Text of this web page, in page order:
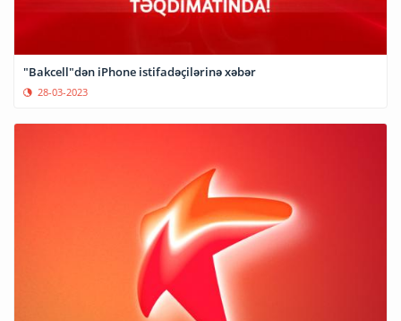
"Bakcell"dən iPhone istifadəçilərinə xəbər
28-03-2023